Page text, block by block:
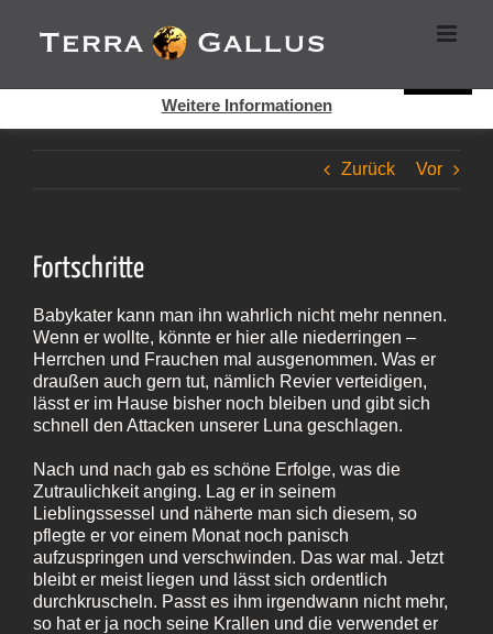
Inhalt
springen
Zurück Vor
Fortschritte
Babykater kann man ihn wahrlich nicht mehr nennen.
Wenn er wollte, könnte er hier alle niederringen –
Herrchen und Frauchen mal ausgenommen. Was er
draußen auch gern tut, nämlich Revier verteidigen,
lässt er im Hause bisher noch bleiben und gibt sich
schnell den Attacken unserer Luna geschlagen.
Nach und nach gab es schöne Erfolge, was die
Zutraulichkeit anging. Lag er in seinem
Lieblingssessel und näherte man sich diesem, so
pflegte er vor einem Monat noch panisch
aufzuspringen und verschwinden. Das war mal. Jetzt
bleibt er meist liegen und lässt sich ordentlich
durchkruscheln. Passt es ihm irgendwann nicht mehr,
so hat er ja noch seine Krallen und die verwendet er
Cookies helfen auf auf dieser Seite bei der Bereitstellung der
Dienste. Durch die Nutzung dieser Webseite erklären Sie sich
Weitere Informationen